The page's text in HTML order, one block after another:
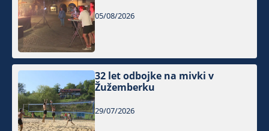
05/08/2026
32 let odbojke na mivki v
Žužemberku
29/07/2026